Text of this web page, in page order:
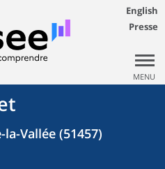
English
Presse
MENU
Vallée (51457)